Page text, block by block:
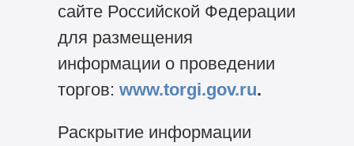
сайте Российской Федерации
для размещения
информации о проведении
торгов: www.torgi.gov.ru.
Раскрытие информации